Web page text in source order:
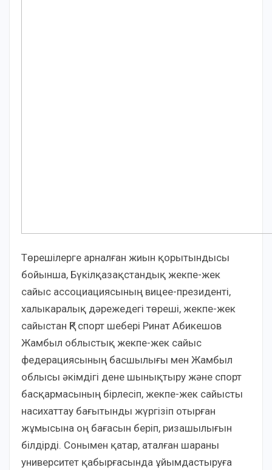
Төрешілерге арналған жиын қорытындысы
бойынша, Бүкілқазақстандық жекпе-жек
сайыс ассоциациясының вицее-президенті,
халыкаралық дәрежедегі төреші, жекпе-жек
сайыстан ҚР спорт шебері Ринат Абикешов
Жамбыл облыстық жекпе-жек сайыс
федерациясының басшылығы мен Жамбыл
облысы әкімдігі дене шынықтыру және спорт
басқармасының бірлесіп, жекпе-жек сайысты
насихаттау бағытынды жүргізіп отырған
жұмысына оң бағасын беріп, ризашылығын
білдірді. Сонымен қатар, аталған шараны
университет қабырғасында ұйымдастыруға